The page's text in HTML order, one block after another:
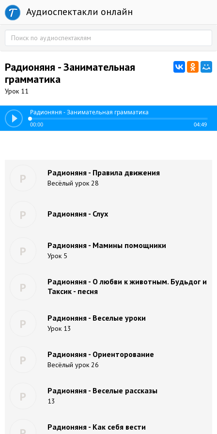
Аудиоспектакли онлайн
Радионяня - Занимательная
грамматика
Урок 11
Радионяня - Занимательная грамматика
00:00 04:49
Р Радионяня - Правила движения
Весёлый урок 28
Р Радионяня - Слух
Р Радионяня - Мамины помощники
Урок 5
Р
Радионяня - О любви к животным. Будьдог и
Таксик - песня
Р Радионяня - Веселые уроки
Урок 13
Р Радионяня - Ориенторование
Весёлый урок 26
Р Радионяня - Веселые рассказы
13
Радионяня - Как себя вести